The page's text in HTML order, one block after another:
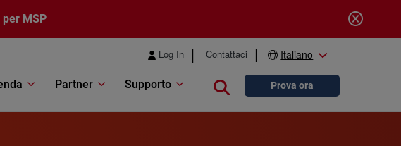
MSP
Log In Contattaci Italiano
Partner Supporto Close searchProva ora